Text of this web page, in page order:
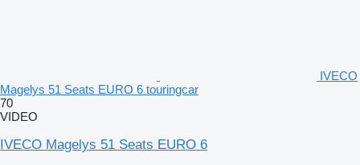
IVECO
Magelys 51 Seats EURO 6 touringcar
70
VIDEO
IVECO Magelys 51 Seats EURO 6